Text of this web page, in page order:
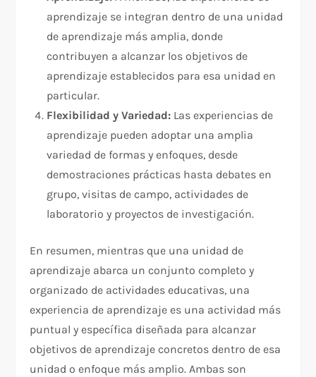
aprendizaje se integran dentro de una unidad
de aprendizaje más amplia, donde
contribuyen a alcanzar los objetivos de
aprendizaje establecidos para esa unidad en
particular.
Flexibilidad y Variedad: Las experiencias de
aprendizaje pueden adoptar una amplia
variedad de formas y enfoques, desde
demostraciones prácticas hasta debates en
grupo, visitas de campo, actividades de
laboratorio y proyectos de investigación.
En resumen, mientras que una unidad de
aprendizaje abarca un conjunto completo y
organizado de actividades educativas, una
experiencia de aprendizaje es una actividad más
puntual y específica diseñada para alcanzar
objetivos de aprendizaje concretos dentro de esa
unidad o enfoque más amplio. Ambas son